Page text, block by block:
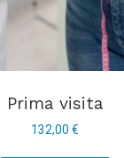
Prima visita
132,00 €